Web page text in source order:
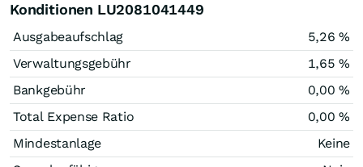
Konditionen LU2081041449
Ausgabeaufschlag
5,26 %
Verwaltungsgebühr
1,65 %
Bankgebühr
0,00 %
Total Expense Ratio
0,00 %
Mindestanlage
Keine